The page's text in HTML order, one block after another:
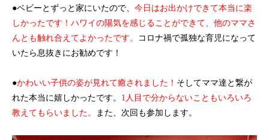
●ベビーとずっと家にいたので、 今日はお出かけできて本当に楽
しかったです！ハワイの陽気を感じることができて、他のママさ
んとも触れ合えてよかったです。
コロナ禍で孤独な育児になって
いたら息抜きにお勧めです！
●かわいい子供の姿が見れて癒されました！ そしてママ達と繋が
れた本当に嬉しかったです。 1人目で分からないこともいろいろ
教えてもらいました。
また、次回も参加します。